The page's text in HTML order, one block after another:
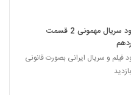
دانلود سریال مهمونی 2 قسمت
فیلم و سریال ایرانی بصورت قانونی